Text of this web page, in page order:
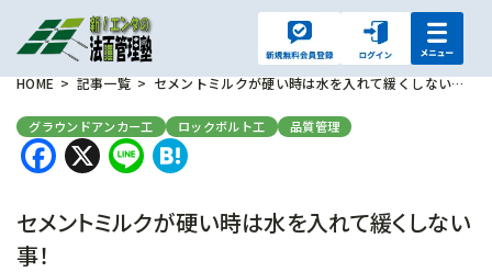
HOME 記事一覧 セメントミルクが硬い時は水を入れて緩くしない事！
グラウンドアンカー工 ロックボルト工 品質管理
Facebook
X Line
セメントミルクが硬い時は水を入れて緩くしない
事！